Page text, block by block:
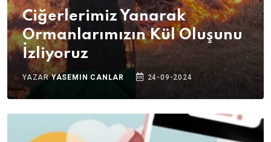
Ciğerlerimiz Yanarak
Ormanlarımızın Kül Oluşunu
İzliyoruz
YAZARYASEMIN CANLAR 24-09-2024